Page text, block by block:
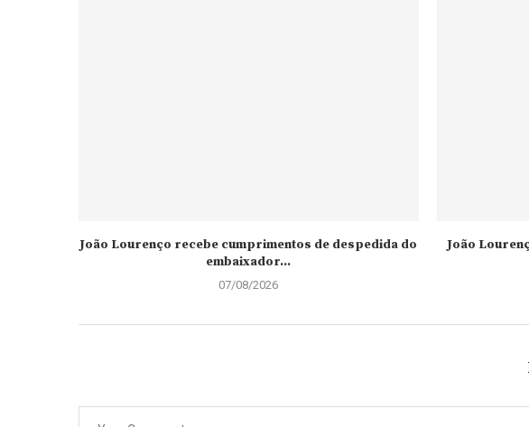
João Lourenço recebe cumprimentos de despedida do
embaixador...
07/08/2026
João